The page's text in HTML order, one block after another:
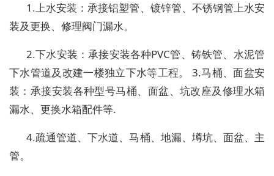
1.上水安装：承接铝塑管、镀锌管、不锈钢管上水安
装及更换、修理阀门漏水。
2.下水安装：承接安装各种PVC管、铸铁管、水泥管
下水管道及改建一楼独立下水等工程。 3.马桶、面盆安
装：承接安装各种型号马桶、面盆、坑改座及修理水箱
漏水、更换水箱配件等.
4.疏通管道、下水道、马桶、地漏、墫坑、面盆、主
管。